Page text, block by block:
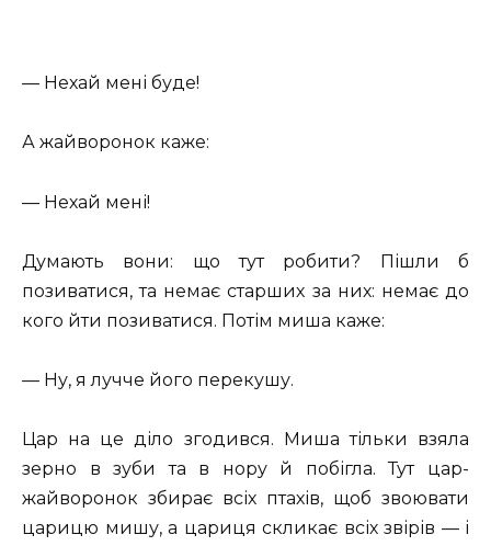
— Нехай мені буде!
А жайворонок каже:
— Нехай мені!
Думають вони: що тут робити? Пішли б
позиватися, та немає старших за них: немає до
кого йти позиватися. Потім миша каже:
— Ну, я лучче його перекушу.
Цар на це діло згодився. Миша тільки взяла
зерно в зуби та в нору й побігла. Тут цар-
жайворонок збирає всіх птахів, щоб звоювати
царицю мишу, а цариця скликає всіх звірів — і